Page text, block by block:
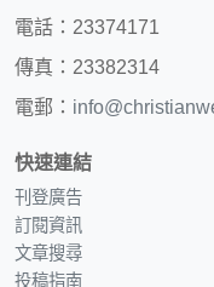
電話：23374171
傳真：23382314
電郵：
快速連結
刊登廣告
訂閱資訊
文章搜尋
投稿指南